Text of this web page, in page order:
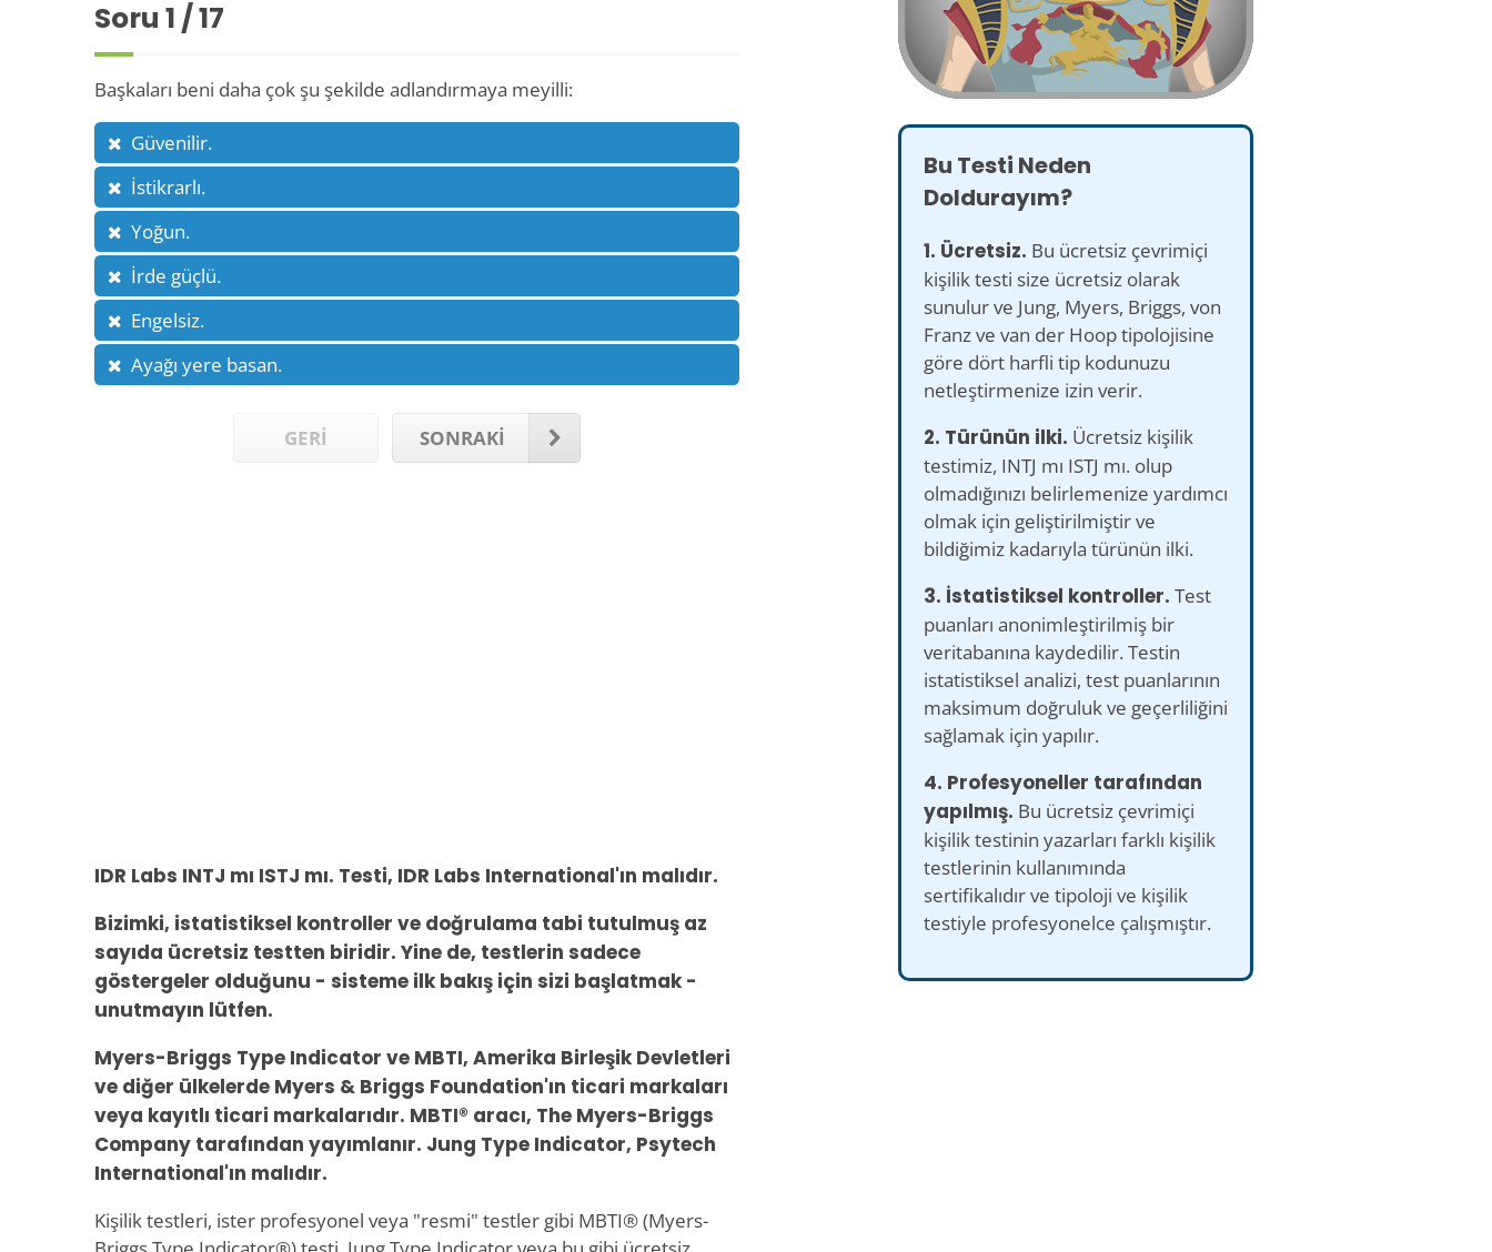
Soru 1 / 17
Başkaları beni daha çok şu şekilde adlandırmaya meyilli:
Güvenilir.
İstikrarlı.
Yoğun.
İrde güçlü.
Engelsiz.
Ayağı yere basan.
GERİ SONRAKİ
IDR Labs INTJ mı ISTJ mı. Testi, IDR Labs International'ın malıdır.
Bizimki, istatistiksel kontroller ve doğrulama tabi tutulmuş az
sayıda ücretsiz testten biridir. Yine de, testlerin sadece
göstergeler olduğunu - sisteme ilk bakış için sizi başlatmak -
unutmayın lütfen.
Myers-Briggs Type Indicator ve MBTI, Amerika Birleşik Devletleri
ve diğer ülkelerde Myers & Briggs Foundation'ın ticari markaları
veya kayıtlı ticari markalarıdır. MBTI® aracı, The Myers-Briggs
Company tarafından yayımlanır. Jung Type Indicator, Psytech
International'ın malıdır.
Kişilik testleri, ister profesyonel veya "resmi" testler gibi MBTI® (Myers-
Bu Testi Neden
Doldurayım?
1. Ücretsiz. Bu ücretsiz çevrimiçi
kişilik testi size ücretsiz olarak
sunulur ve Jung, Myers, Briggs, von
Franz ve van der Hoop tipolojisine
göre dört harfli tip kodunuzu
netleştirmenize izin verir.
2. Türünün ilki. Ücretsiz kişilik
testimiz, INTJ mı ISTJ mı. olup
olmadığınızı belirlemenize yardımcı
olmak için geliştirilmiştir ve
bildiğimiz kadarıyla türünün ilki.
3. İstatistiksel kontroller. Test
puanları anonimleştirilmiş bir
veritabanına kaydedilir. Testin
istatistiksel analizi, test puanlarının
maksimum doğruluk ve geçerliliğini
sağlamak için yapılır.
4. Profesyoneller tarafından
yapılmış. Bu ücretsiz çevrimiçi
kişilik testinin yazarları farklı kişilik
testlerinin kullanımında
sertifikalıdır ve tipoloji ve kişilik
testiyle profesyonelce çalışmıştır.